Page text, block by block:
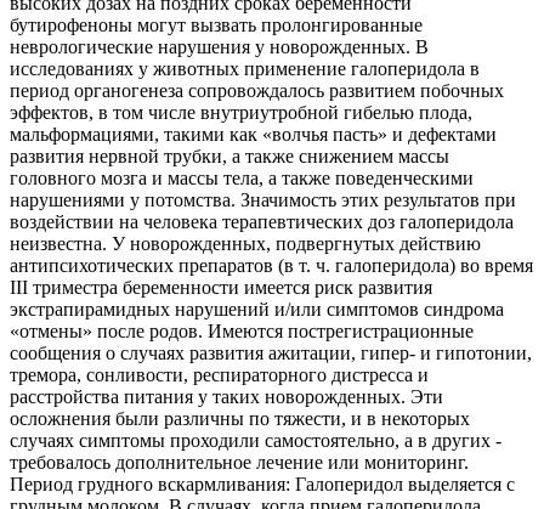
бутирофеноны могут вызвать пролонгированные
неврологические нарушения у новорожденных. В
исследованиях у животных применение галоперидола в
период органогенеза сопровождалось развитием побочных
эффектов, в том числе внутриутробной гибелью плода,
мальформациями, такими как «волчья пасть» и дефектами
развития нервной трубки, а также снижением массы
головного мозга и массы тела, а также поведенческими
нарушениями у потомства. Значимость этих результатов при
воздействии на человека терапевтических доз галоперидола
неизвестна. У новорожденных, подвергнутых действию
антипсихотических препаратов (в т. ч. галоперидола) во время
III триместра беременности имеется риск развития
экстрапирамидных нарушений и/или симптомов синдрома
«отмены» после родов. Имеются пострегистрационные
сообщения о случаях развития ажитации, гипер- и гипотонии,
тремора, сонливости, респираторного дистресса и
расстройства питания у таких новорожденных. Эти
осложнения были различны по тяжести, и в некоторых
случаях симптомы проходили самостоятельно, а в других -
требовалось дополнительное лечение или мониторинг.
Период грудного вскармливания: Галоперидол выделяется с